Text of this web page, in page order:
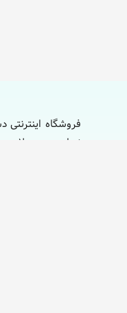
فروشگاه
نوزاد و محصولات